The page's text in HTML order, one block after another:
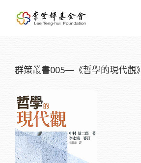
群策叢書005—《哲學的現代觀》